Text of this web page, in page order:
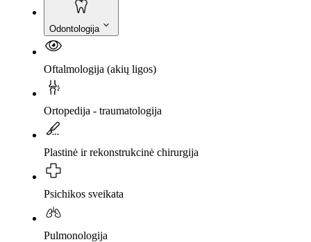
Odontologija
Oftalmologija (akių ligos)
Ortopedija - traumatologija
Plastinė ir rekonstrukcinė chirurgija
Psichikos sveikata
Pulmonologija